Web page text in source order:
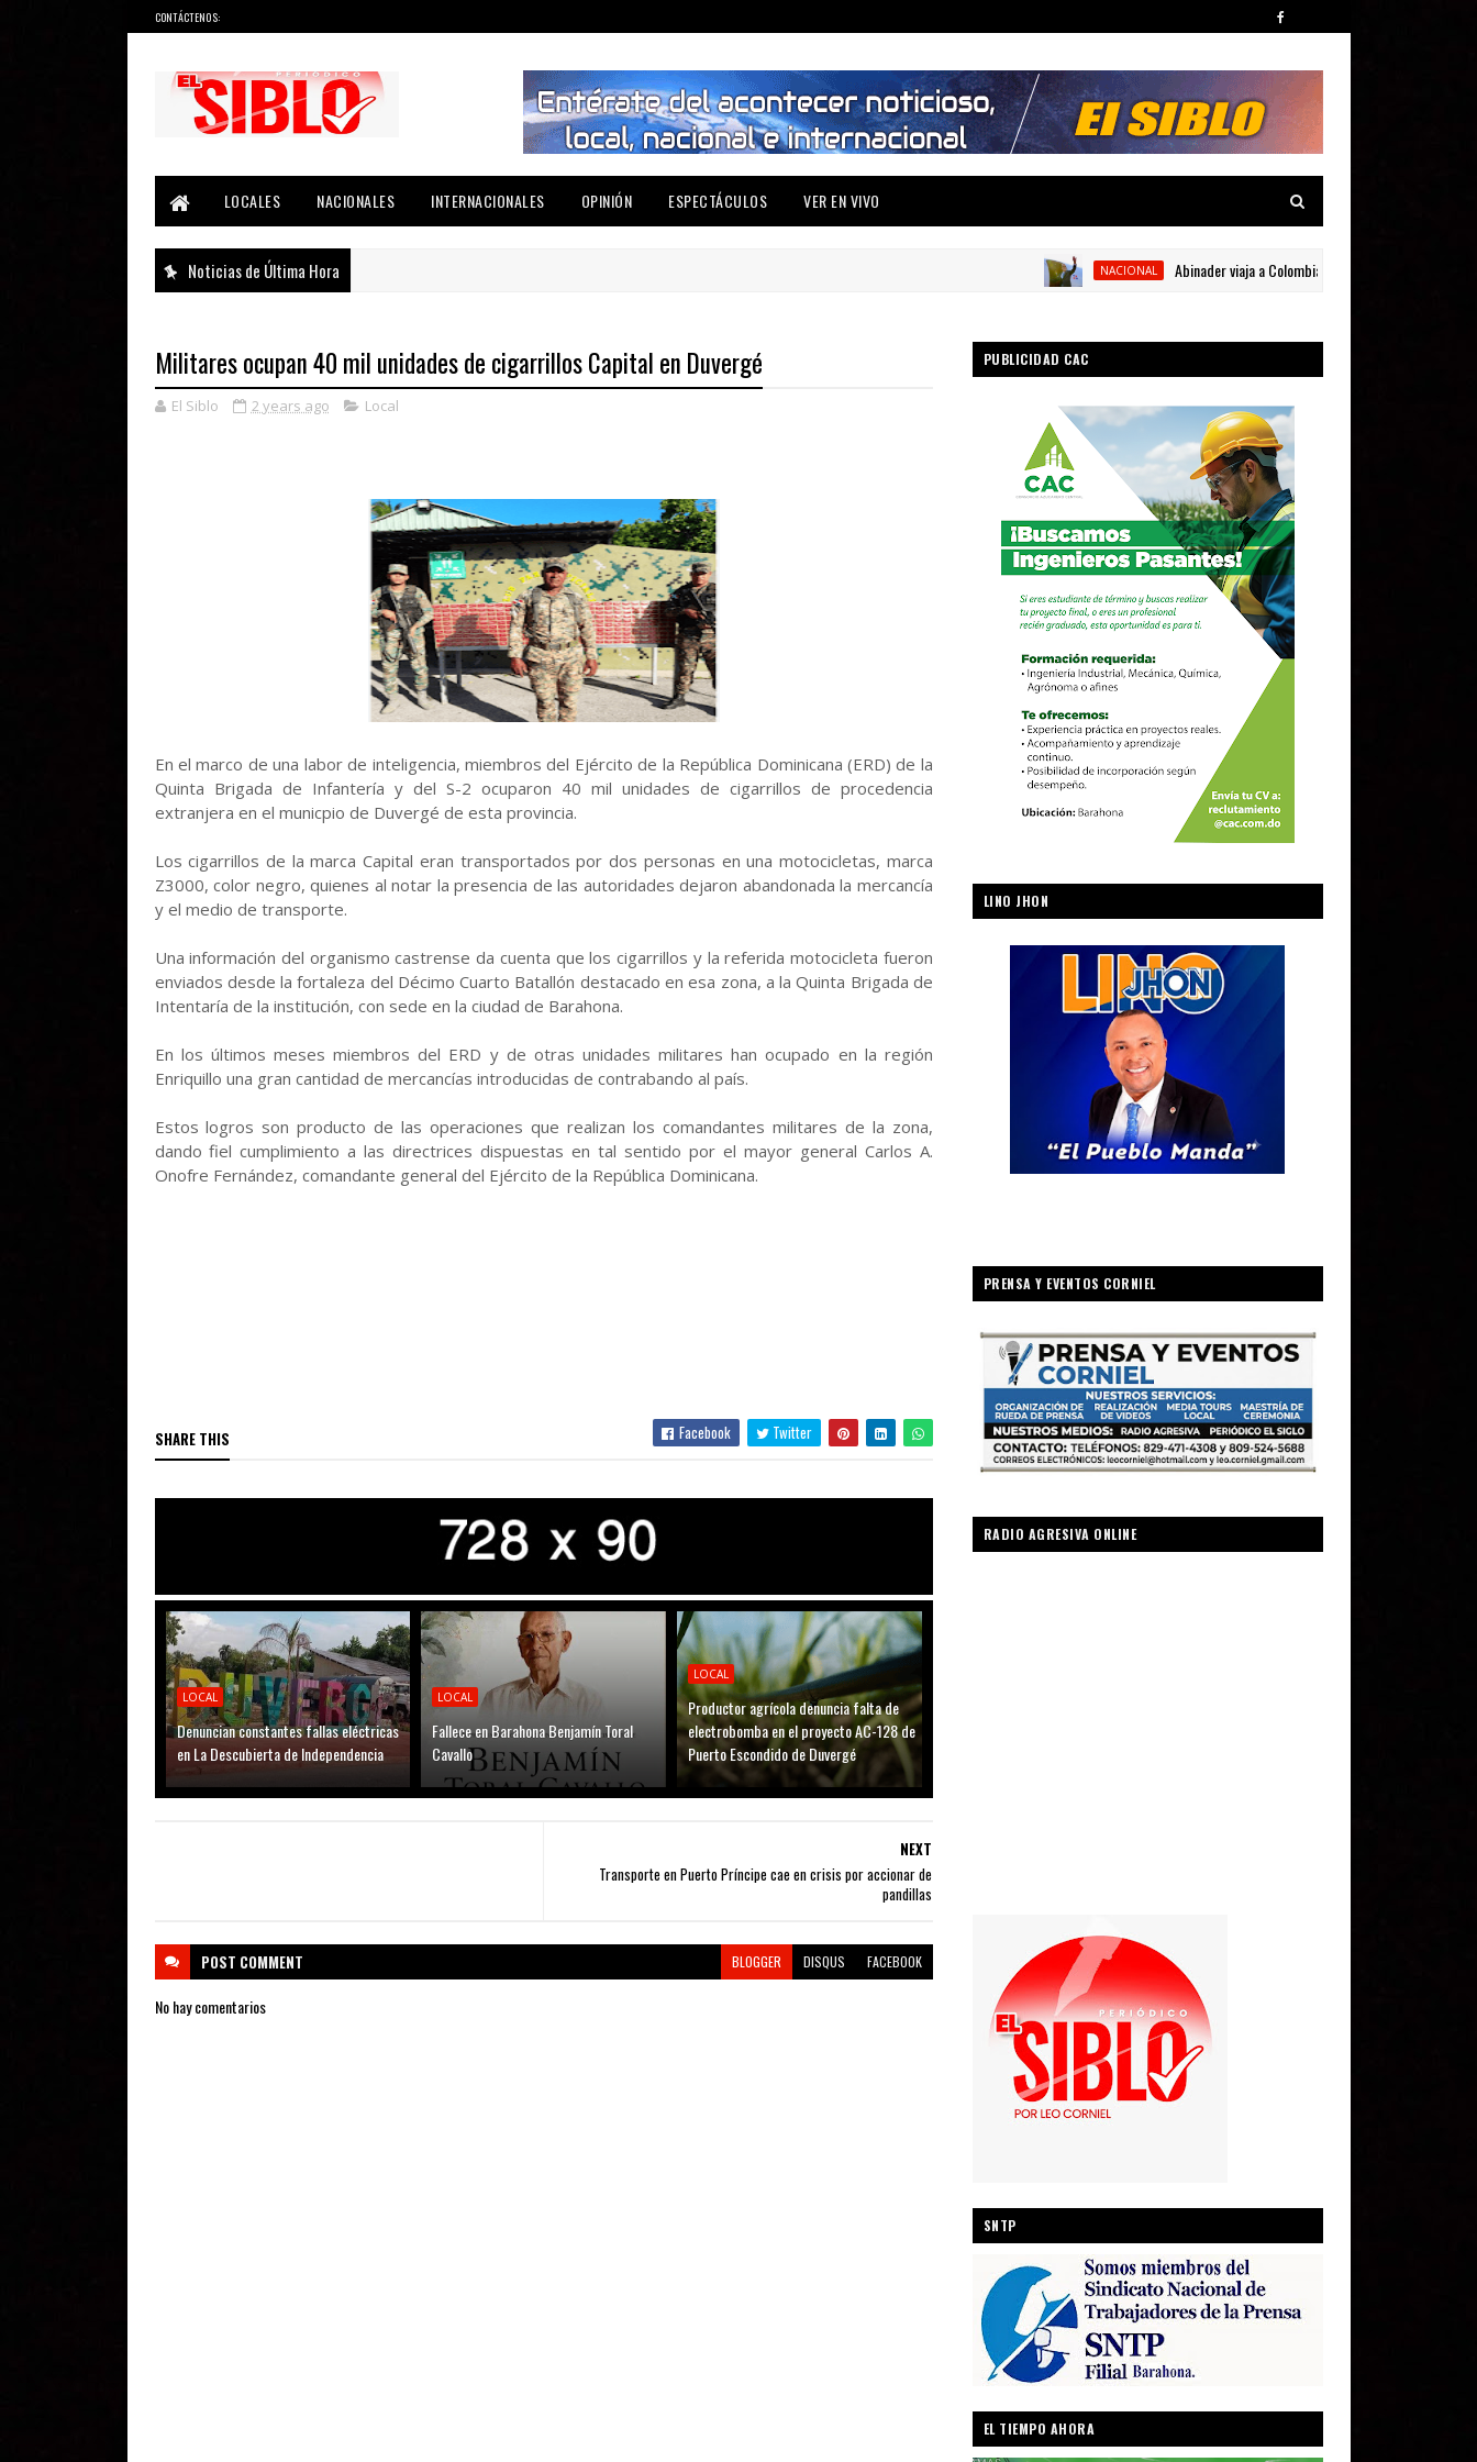
CONTÁCTENOS:
LOCALES
NACIONALES INTERNACIONALES OPINIÓN ESPECTÁCULOS VER EN VIVO
Noticias de Última Hora NACIONAL Abinader viaja a Colombia para participar en la toma de
Militares ocupan 40 mil unidades de cigarrillos Capital en Duvergé
El Siblo 2 years ago Local
En el marco de una labor de inteligencia, miembros del Ejército de la República Dominicana (ERD) de la
Quinta Brigada de Infantería y del S-2 ocuparon 40 mil unidades de cigarrillos de procedencia
extranjera en el municpio de Duvergé de esta provincia.
Los cigarrillos de la marca Capital eran transportados por dos personas en una motocicletas, marca
Z3000, color negro, quienes al notar la presencia de las autoridades dejaron abandonada la mercancía
y el medio de transporte.
Una información del organismo castrense da cuenta que los cigarrillos y la referida motocicleta fueron
enviados desde la fortaleza del Décimo Cuarto Batallón destacado en esa zona, a la Quinta Brigada de
Intentaría de la institución, con sede en la ciudad de Barahona.
En los últimos meses miembros del ERD y de otras unidades militares han ocupado en la región
Enriquillo una gran cantidad de mercancías introducidas de contrabando al país.
Estos logros son producto de las operaciones que realizan los comandantes militares de la zona,
dando fiel cumplimiento a las directrices dispuestas en tal sentido por el mayor general Carlos A.
Onofre Fernández, comandante general del Ejército de la República Dominicana.
SHARE THIS Facebook Twitter
LOCAL
Denuncian constantes fallas eléctricas
en La Descubierta de Independencia
LOCAL
Fallece en Barahona Benjamín Toral
Cavallo
LOCAL
Productor agrícola denuncia falta de
electrobomba en el proyecto AC-128 de
Puerto Escondido de Duvergé
NEXT
Transporte en Puerto Príncipe cae en crisis por accionar de
pandillas
POST COMMENT BLOGGER DISQUS FACEBOOK
No hay comentarios
PUBLICIDAD CAC
LINO JHON
PRENSA Y EVENTOS CORNIEL
RADIO AGRESIVA ONLINE
SNTP
EL TIEMPO AHORA